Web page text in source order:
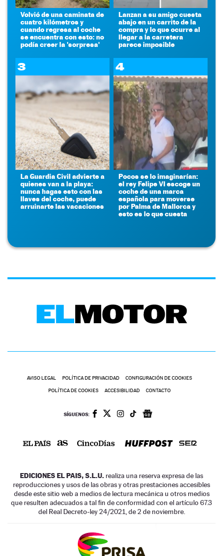
Volvió de una caminata de
cuatro kilómetros y
cuando regresa al coche
se encuentra con esto: no
podía creer la 'sorpresa'
Lanzan a su amigo cuesta
abajo en un carrito de la
compra y lo que ocurre al
llegar a la carretera
parece imposible
3
La Guardia Civil advierte a
quienes van a la playa:
nunca hagas esto con las
llaves del coche, puede
arruinarte las vacaciones
4
Pocos se lo imaginarían:
el rey Felipe VI escoge un
coche de una marca
española para moverse
por Palma de Mallorca y
esto es lo que cuesta
AVISO LEGAL POLÍTICA DE PRIVACIDAD CONFIGURACIÓN DE COOKIES
POLÍTICA DE COOKIES ACCESIBILIDAD CONTACTO
SÍGUENOS:
EDICIONES EL PAIS, S.L.U. realiza una reserva expresa de las
reproducciones y usos de las obras y otras prestaciones accesibles
desde este sitio web a medios de lectura mecánica u otros medios
que resulten adecuados a tal fin de conformidad con el artículo 67.3
del Real Decreto-ley 24/2021, de 2 de noviembre.